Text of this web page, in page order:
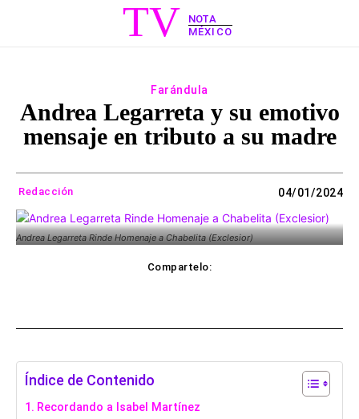
TV
NOTA
MÉXICO
Farándula
Andrea Legarreta y su emotivo
mensaje en tributo a su madre
Redacción 04/01/2024
Andrea Legarreta Rinde Homenaje a Chabelita (Exclesior)
Compartelo:
Índice de Contenido
Recordando a Isabel Martínez